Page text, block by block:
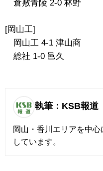
倉敷青陵 2-0 林野
[岡山工]
岡山工 4-1 津山商
総社 1-0 邑久
執筆：KSB報道
岡山・香川エリアを中
しています。